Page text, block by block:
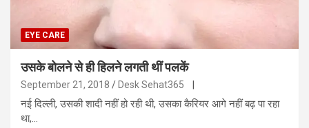
EYE CARE
उसके बोलने से ही हिलने लगती थीं पलकें
September 21, 2018 Desk Sehat365
नई दिल्ली, उसकी शादी नहीं हो रही थी, उसका कैरियर आगे नहीं बढ़ पा रहा
था,…